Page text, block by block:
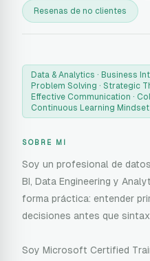
Resenas de no clientes
Data & Analytics · Business
Problem Solving · Strategic
Effective Communication ·
Continuous Learning Mindset
SOBRE MI
Soy un profesional de
BI, Data Engineering y
forma práctica: entender
decisiones antes que
Soy Microsoft Certified